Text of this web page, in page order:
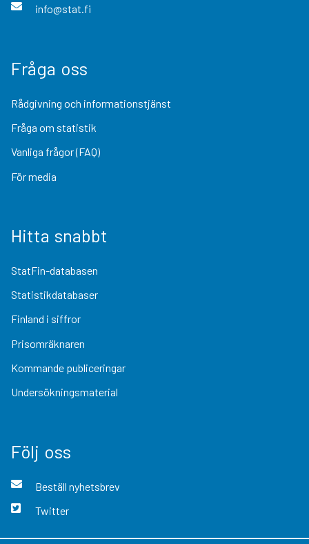
info@stat.fi
Fråga oss
Rådgivning och informationstjänst
Fråga om statistik
Vanliga frågor (FAQ)
För media
Hitta snabbt
StatFin-databasen
Statistikdatabaser
Finland i siffror
Prisomräknaren
Kommande publiceringar
Undersökningsmaterial
Följ oss
Beställ nyhetsbrev
Twitter